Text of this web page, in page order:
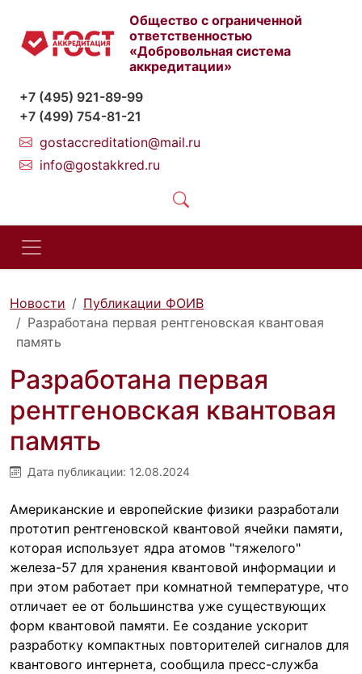
Общество с ограниченной
ответственностью
«Добровольная система
аккредитации»
+7 (495) 921-89-99
+7 (499) 754-81-21
gostaccreditation@mail.ru
info@gostakkred.ru
Новости
Публикации ФОИВ
Разработана первая рентгеновская квантовая
память
Разработана первая
рентгеновская квантовая
память
Дата публикации: 12.08.2024
Американские и европейские физики разработали
прототип рентгеновской квантовой ячейки памяти,
которая использует ядра атомов "тяжелого"
железа-57 для хранения квантовой информации и
при этом работает при комнатной температуре, что
отличает ее от большинства уже существующих
форм квантовой памяти. Ее создание ускорит
разработку компактных повторителей сигналов для
квантового интернета, сообщила пресс-служба